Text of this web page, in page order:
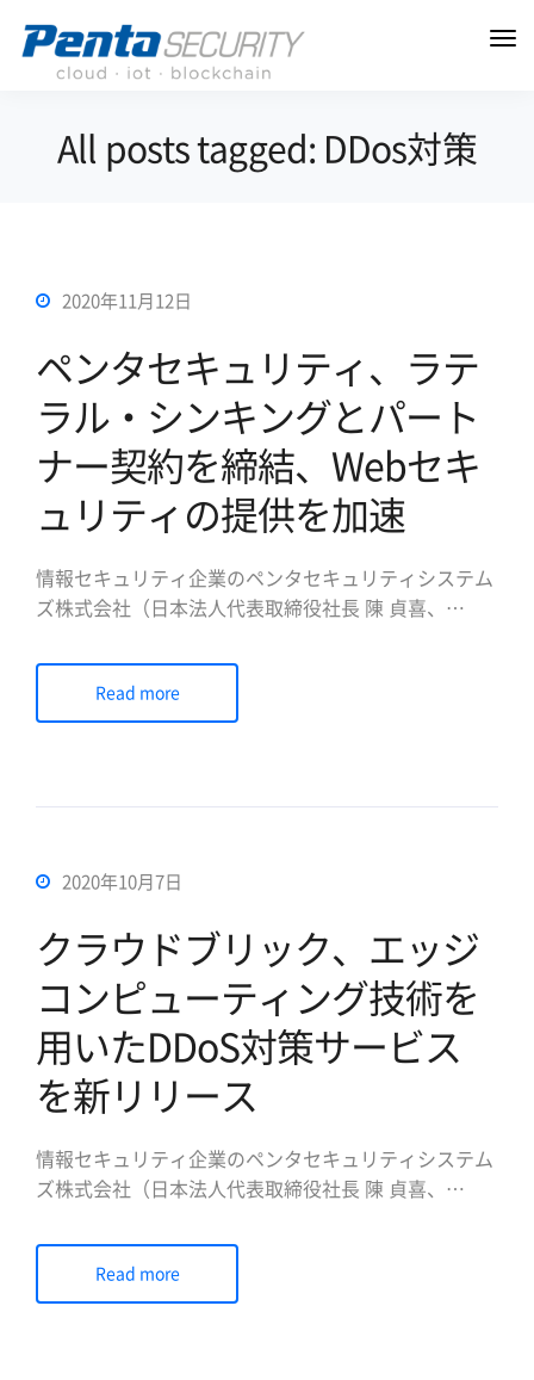
All posts tagged: DDos対策
2020年11月12日
ペンタセキュリティ、ラテ
ラル・シンキングとパート
ナー契約を締結、Webセキ
ュリティの提供を加速
情報セキュリティ企業のペンタセキュリティシステム
ズ株式会社（日本法人代表取締役社長 陳 貞喜、
リティ、韓国本社、ヒューストン/米国法人）は11月
12日、クラウド型セキュリティ・プラットフォーム・
サービス「クラウドブリック（Cloudbric […]
Read more
2020年10月7日
クラウドブリック、エッジ
コンピューティング技術を
用いたDDoS対策サービス
を新リリース
情報セキュリティ企業のペンタセキュリティシステム
ズ株式会社（日本法人代表取締役社長 陳 貞喜、
リティ、韓国本社、ヒューストン/米国法人）は10月6
日、クラウド型WAF「クラウドブリック
（Cloudbric、サービスサイト：https://w […]
Read more